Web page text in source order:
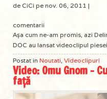
de CiCi pe nov. 06, 2011 |
comentarii
Așa cum ne-am promis, azi
DOC au lansat videoclipul
Postat in Noutati, Videoclipuri
Video: Omu Gnom –
față